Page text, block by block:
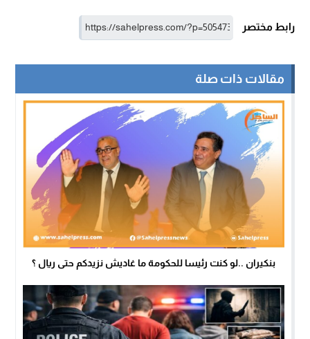
رابط مختصر
مقالات ذات صلة
بنكيران ..لو كنت رئيسا للحكومة ما غاديش نزيدكم حتى ريال ؟